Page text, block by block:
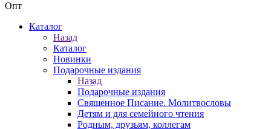
Опт
Каталог
Назад
Каталог
Новинки
Подарочные издания
Назад
Подарочные издания
Священное Писание. Молитвословы
Детям и для семейного чтения
Родным, друзьям, коллегам